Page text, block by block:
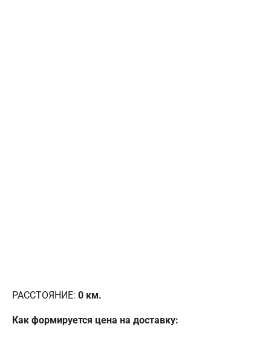
РАССТОЯНИЕ: 0 км.
Как формируется цена на доставку: